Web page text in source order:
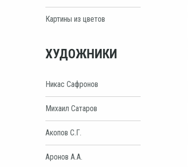
Картины из цветов
ХУДОЖНИКИ
Никас Сафронов
Михаил Сатаров
Акопов С.Г.
Аронов А.А.